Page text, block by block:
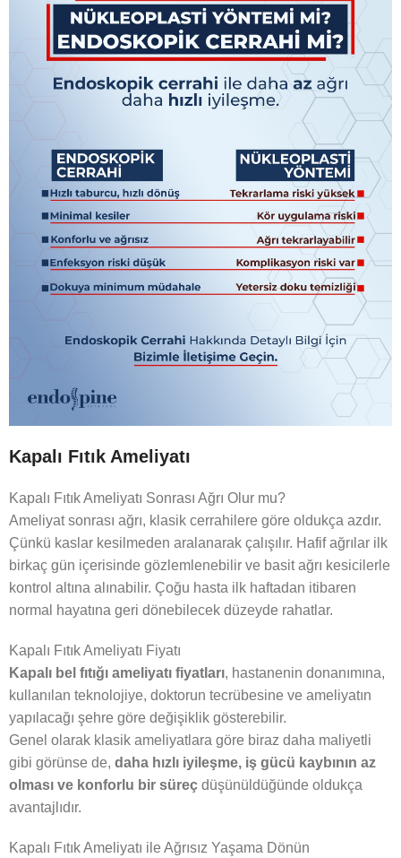
Kapalı Fıtık Ameliyatı
Kapalı Fıtık Ameliyatı Sonrası Ağrı Olur mu?
Ameliyat sonrası ağrı, klasik cerrahilere göre oldukça azdır.
Çünkü kaslar kesilmeden aralanarak çalışılır. Hafif ağrılar ilk
birkaç gün içerisinde gözlemlenebilir ve basit ağrı kesicilerle
kontrol altına alınabilir. Çoğu hasta ilk haftadan itibaren
normal hayatına geri dönebilecek düzeyde rahatlar.
Kapalı Fıtık Ameliyatı Fiyatı
Kapalı bel fıtığı ameliyatı fiyatları, hastanenin donanımına,
kullanılan teknolojiye, doktorun tecrübesine ve ameliyatın
yapılacağı şehre göre değişiklik gösterebilir.
Genel olarak klasik ameliyatlara göre biraz daha maliyetli
gibi görünse de, daha hızlı iyileşme, iş gücü kaybının az
olması ve konforlu bir süreç düşünüldüğünde oldukça
avantajlıdır.
Kapalı Fıtık Ameliyatı ile Ağrısız Yaşama Dönün